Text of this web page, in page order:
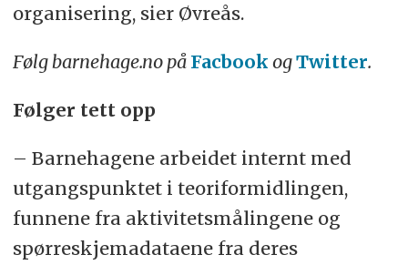
organisering, sier Øvreås.
Følg barnehage.no påFacbook ogTwitter.
Følger tett opp
– Barnehagene arbeidet internt med
utgangspunktet i teoriformidlingen,
funnene fra aktivitetsmålingene og
spørreskjemadataene fra deres